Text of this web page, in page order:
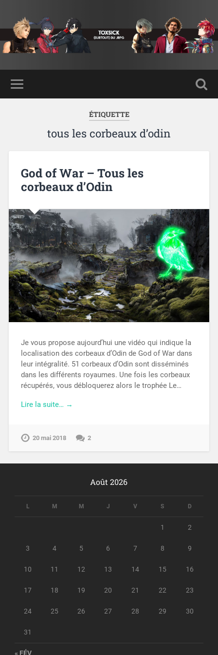
ÉTIQUETTE
tous les corbeaux d’odin
God of War – Tous les
corbeaux d’Odin
Je vous propose aujourd’hui une vidéo qui indique la
localisation des corbeaux d’Odin de God of War dans
leur intégralité. 51 corbeaux d’Odin sont disséminés
dans les différents royaumes. Une fois les corbeaux
récupérés, vous débloquerez alors le trophée Le…
Lire la suite… →
20 mai 2018 2
Août 2026
L M M J V S D
1 2
3 4 5 6 7 8 9
10 11 12 13 14 15 16
17 18 19 20 21 22 23
24 25 26 27 28 29 30
31
« FÉV